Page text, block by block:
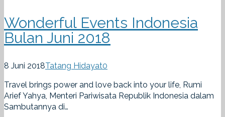
Wonderful Events Indonesia
Bulan Juni 2018
8 Juni 2018Tatang Hidayat0
Travel brings power and love back into your life, Rumi
Arief Yahya, Menteri Pariwisata Republik Indonesia dalam
Sambutannya di…